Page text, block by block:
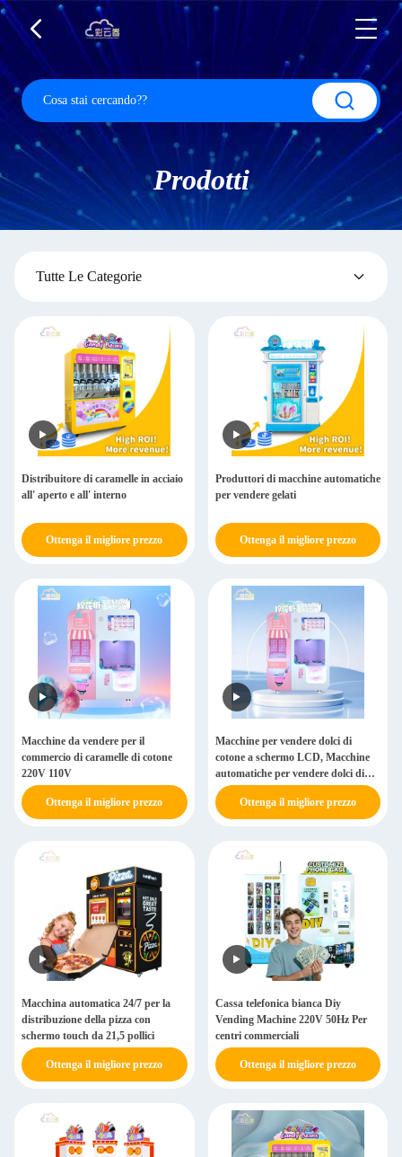
Prodotti
Tutte Le Categorie
Distribuitore di caramelle in acciaio
all' aperto e all' interno
Ottenga il migliore prezzo
Produttori di macchine automatiche
per vendere gelati
Ottenga il migliore prezzo
Macchine da vendere per il
commercio di caramelle di cotone
220V 110V
Ottenga il migliore prezzo
Macchine per vendere dolci di
cotone a schermo LCD, Macchine
automatiche per vendere dolci di
cotone
Ottenga il migliore prezzo
Macchina automatica 24/7 per la
distribuzione della pizza con
schermo touch da 21,5 pollici
Ottenga il migliore prezzo
Cassa telefonica bianca Diy
Vending Machine 220V 50Hz Per
centri commerciali
Ottenga il migliore prezzo